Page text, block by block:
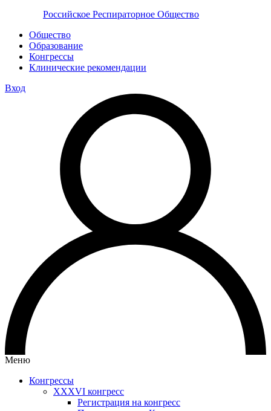
Российское Респираторное Общество
Общество
Образование
Конгрессы
Клинические рекомендации
Вход
Меню
Конгрессы
XXXVI конгресс
Регистрация на конгресс